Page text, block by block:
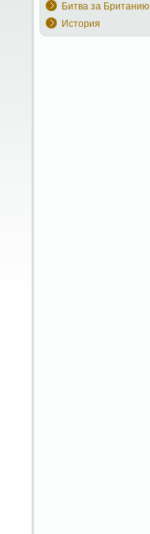
Битва за Британию
История